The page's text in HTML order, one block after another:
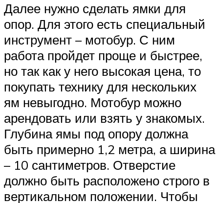
Далее нужно сделать ямки для
опор. Для этого есть специальный
инструмент – мотобур. С ним
работа пройдет проще и быстрее,
но так как у него высокая цена, то
покупать технику для нескольких
ям невыгодно. Мотобур можно
арендовать или взять у знакомых.
Глубина ямы под опору должна
быть примерно 1,2 метра, а ширина
– 10 сантиметров. Отверстие
должно быть расположено строго в
вертикальном положении. Чтобы